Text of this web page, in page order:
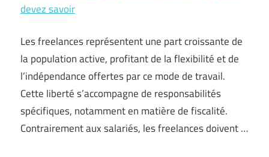
devez savoir
Les freelances représentent une part croissante de
la population active, profitant de la flexibilité et de
l’indépendance offertes par ce mode de travail.
Cette liberté s’accompagne de responsabilités
spécifiques, notamment en matière de fiscalité.
Contrairement aux salariés, les freelances doivent …